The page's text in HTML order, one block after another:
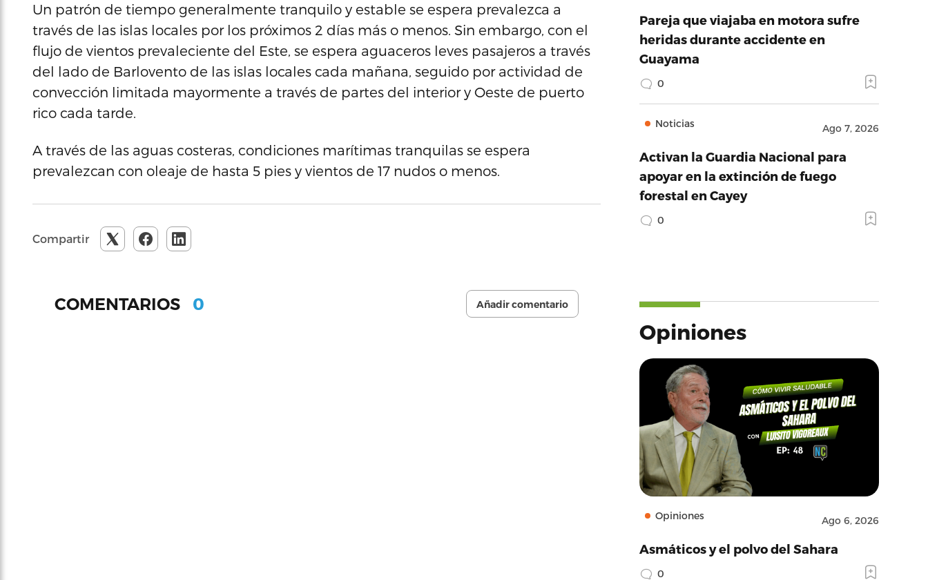
Un patrón de tiempo generalmente tranquilo y estable se espera prevalezca a
través de las islas locales por los próximos 2 días más o menos. Sin embargo, con el
flujo de vientos prevaleciente del Este, se espera aguaceros leves pasajeros a través
del lado de Barlovento de las islas locales cada mañana, seguido por actividad de
convección limitada mayormente a través de partes del interior y Oeste de puerto
rico cada tarde.
A través de las aguas costeras, condiciones marítimas tranquilas se espera
prevalezcan con oleaje de hasta 5 pies y vientos de 17 nudos o menos.
Compartir
COMENTARIOS 0 Añadir comentario
Pareja que viajaba en motora sufre
heridas durante accidente en
Guayama
0
Noticias Ago 7, 2026
Activan la Guardia Nacional para
apoyar en la extinción de fuego
forestal en Cayey
0
Opiniones
Opiniones Ago 6, 2026
Asmáticos y el polvo del Sahara
0